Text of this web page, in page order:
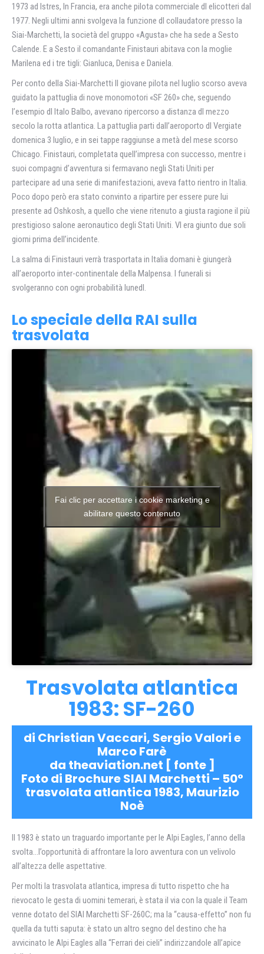
1973 ad Istres, In Francia, era anche pilota commerciale dl elicotteri dal
1977. Negli ultimi anni svolgeva la funzione dl collaudatore presso la
Siai-Marchetti, la società del gruppo «Agusta» che ha sede a Sesto
Calende. E a Sesto il comandante Finistauri abitava con la moglie
Marilena ed i tre tigli: Gianluca, Denisa e Daniela.
Per conto della Siai-Marchetti ll giovane pilota nel luglio scorso aveva
guidato la pattuglia di nove monomotori «SF 260» che, seguendo
l’esempio dl Italo Balbo, avevano ripercorso a distanza dl mezzo
secolo la rotta atlantica. La pattuglia parti dall’aeroporto dl Vergiate
domenica 3 luglio, e in sei tappe raggiunse a metà del mese scorso
Chicago. Finistauri, completata quell’impresa con successo, mentre i
suoi compagni d’avventura si fermavano negli Stati Uniti per
partecipare ad una serie di manifestazioni, aveva fatto rientro in Italia.
Poco dopo però era stato convinto a ripartire per essere pure lui
presente ad Oshkosh, a quello che viene ritenuto a giusta ragione il più
prestigioso salone aeronautico degli Stati Uniti. VI era giunto due soli
giorni prima dell’incidente.
La salma di Finistauri verrà trasportata in Italia domani è giungerà
all’aeroporto inter-continentale della Malpensa. I funerali si
svolgeranno con ogni probabilità lunedl.
Lo speciale della RAI sulla
trasvolata
Fai clic per accettare i cookie marketing e
abilitare questo contenuto
Trasvolata atlantica
1983: SF-260
di Christian Vaccari, Sergio Valori e
Marco Farè
da theaviation.net [ fonte]
Foto di Brochure SIAI Marchetti – 50°
trasvolata atlantica 1983, Maurizio
Noè
Il 1983 è stato un traguardo importante per le Alpi Eagles, l’anno della
svolta…l’opportunità di affrontare la loro avventura con un velivolo
all’altezza delle aspettative.
Per molti la trasvolata atlantica, impresa di tutto rispetto che ha
rievocato le gesta di uomini temerari, è stata il via con la quale il Team
venne dotato del SIAI Marchetti SF-260C; ma la “causa-effetto” non fu
quella da tutti saputa: è stato un altro segno del destino che ha
avvicinato le Alpi Eagles alla “Ferrari dei cieli” indirizzandole all’apice